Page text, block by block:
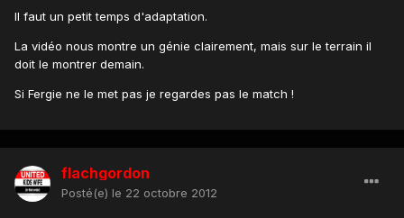
Il faut un petit temps d'adaptation.
La vidéo nous montre un génie clairement, mais sur le terrain il
doit le montrer demain.
Si Fergie ne le met pas je regardes pas le match !
flachgordon
Posté(e) le 22 octobre 2012